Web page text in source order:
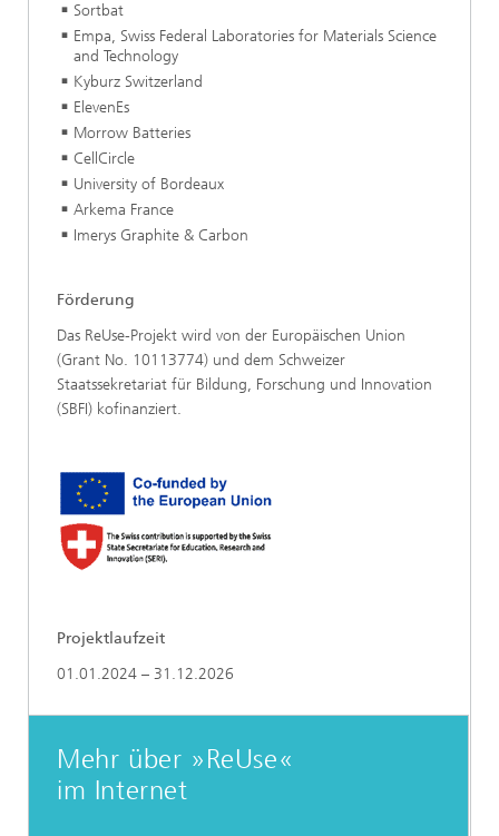
Sortbat
Empa, Swiss Federal Laboratories for Materials Science
and Technology
Kyburz Switzerland
ElevenEs
Morrow Batteries
CellCircle
University of Bordeaux
Arkema France
Imerys Graphite & Carbon
Förderung
Das ReUse-Projekt wird von der Europäischen Union
(Grant No. 10113774) und dem Schweizer
Staatssekretariat für Bildung, Forschung und Innovation
(SBFI) kofinanziert.
Projektlaufzeit
01.01.2024 – 31.12.2026
Mehr über »ReUse«
im Internet